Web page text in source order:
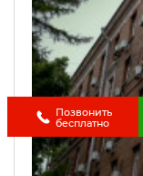
Позвонить
бесплатно